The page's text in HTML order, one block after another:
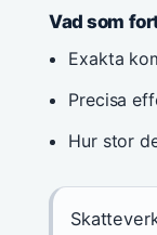
Vad som
Exakta
Precisa
Hur stor